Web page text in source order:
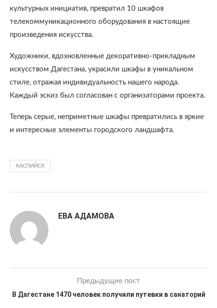
культурных инициатив, превратил 10 шкафов
телекоммуникационного оборудования в настоящие
произведения искусства.
Художники, вдохновленные декоративно-прикладным
искусством Дагестана, украсили шкафы в уникальном
стиле, отражая индивидуальность нашего народа.
Каждый эскиз был согласован с организаторами проекта.
Теперь серые, неприметные шкафы превратились в яркие
и интересные элементы городского ландшафта.
КАСПИЙСК
ЕВА АДАМОВА
Предыдущие пост
В Дагестане 1470 человек получили путевки в санаторий